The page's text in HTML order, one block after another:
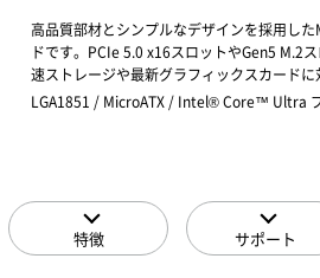
高品質部材とシンプルなデザインを採用し
ドです。PCIe 5.0 x16スロットやGen5 M.2
速ストレージや最新グラフィックスカード
LGA1851 / MicroATX / Intel® Core™ Ultra
特徴 サポート